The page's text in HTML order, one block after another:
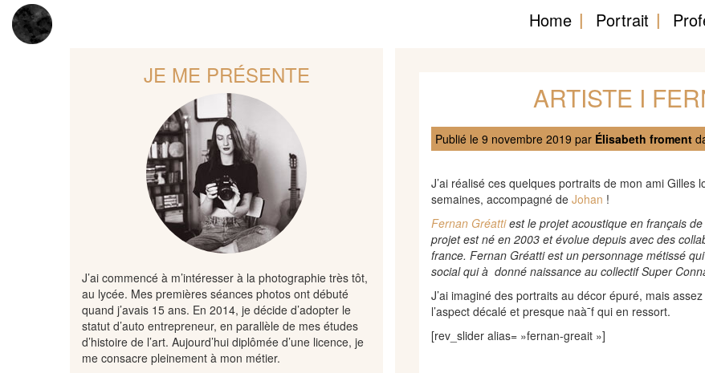
Home Portrait
JE ME PRÉSENTE
J’ai commencé à m’intéresser à la photographie très tôt,
au lycée. Mes premières séances photos ont débuté
quand j’avais 15 ans. En 2014, je décide d’adopter le
statut d’auto entrepreneur, en parallèle de mes études
d’histoire de l’art. Aujourd’hui diplômée d’une licence, je
me consacre pleinement à mon métier.
ARTISTE I
Publié le 9 novembre 2019 par Élisabeth froment
J’ai réalisé ces quelques portraits de mon ami
semaines, accompagné de Johan !
Fernan Gréattiest le projet acoustique en français
projet est né en 2003 et évolue depuis avec des
france. Fernan Gréatti est un personnage métissé
social qui à donné naissance au collectif Super
J’ai imaginé des portraits au décor épuré, mais
l’aspect décalé et presque naà¯f qui en ressort.
[rev_slider alias= »fernan-greait »]